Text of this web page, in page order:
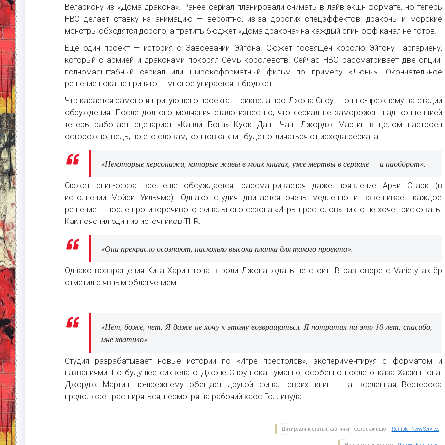
Велариону из «Дома дракона». Ранее сериал планировали снимать в лайв-экшн формате, но теперь
HBO делает ставку на анимацию — вероятно, из-за дорогих спецэффектов: драконы и морские
монстры обходятся дорого, а тратить бюджет «Дома дракона» на каждый спин-офф канал не готов.
Ещё один проект — история о Завоевании Эйгона. Сюжет посвящён королю Эйгону Таргариену,
который с армией и драконами покорял Семь королевств. Сейчас HBO рассматривает две опции:
полномасштабный сериал или широкоформатный фильм по примеру «Дюны». Окончательное
решение пока не принято — многое упирается в бюджет.
Что касается самого интригующего проекта — сиквела про Джона Сноу — он по-прежнему на стадии
обсуждения. После долгого молчания стало известно, что сериал не заморожен: над концепцией
теперь работает сценарист «Капли Бога» Куок Данг Чан. Джордж Мартин в целом настроен
осторожно, ведь, по его словам, концовка книг будет отличаться от исхода сериала:
«Некоторые персонажи, которые живы в моих книгах, уже мертвы в сериале — и наоборот».
Сюжет спин-оффа все еще обсуждается; рассматривается даже появление Арьи Старк (в
исполнении Мэйси Уильямс). Однако студия двигается очень медленно и взвешивает каждое
решение — после противоречивого финального сезона «Игры престолов» никто не хочет рисковать.
Как пояснил один из источников THR:
«Они прекрасно осознают, насколько высока планка для такого проекта».
Однако возвращения Кита Харингтона в роли Джона ждать не стоит. В разговоре с Variety актёр
отметил с явным облегчением:
«Нет, боже, нет. Я даже не хочу к этому возвращаться. Я потратил на это 10 лет, спасибо,
мне хватило».
Студия разрабатывает новые истории по «Игре престолов», экспериментируя с форматом и
названиями. Но будущее сиквела о Джоне Сноу пока туманно, особенно после отказа Харингтона.
Джордж Мартин по-прежнему обещает другой финал своих книг — а вселенная Вестероса
продолжает расширяться, несмотря на рабочий хаос Голливуда.
Цитирование статьи, картинки - фото скриншот - Rambler News Service.